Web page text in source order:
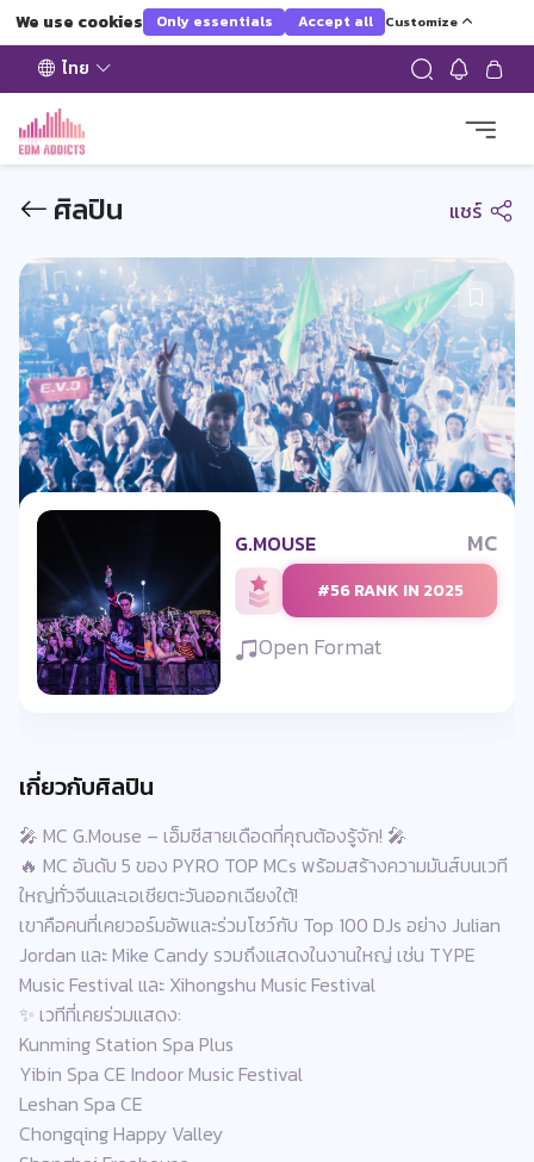
We use cookies Only essentials Accept all Customize
ไทย
ศิลปิน แชร์
G.MOUSE MC
#56 RANK IN 2025
Open Format
เกี่ยวกับศิลปิน
🎤 MC G.Mouse – เอ็มซีสายเดือดที่คุณต้องรู้จัก! 🎤
🔥 MC อันดับ 5 ของ PYRO TOP MCs พร้อมสร้างความมันส์บนเวที
ใหญ่ทั่วจีนและเอเชียตะวันออกเฉียงใต้!
เขาคือคนที่เคยวอร์มอัพและร่วมโชว์กับ Top 100 DJs อย่าง Julian
Jordan และ Mike Candy รวมถึงแสดงในงานใหญ่ เช่น TYPE
Music Festival และ Xihongshu Music Festival
✨ เวทีที่เคยร่วมแสดง:
Kunming Station Spa Plus
Yibin Spa CE Indoor Music Festival
Leshan Spa CE
Chongqing Happy Valley